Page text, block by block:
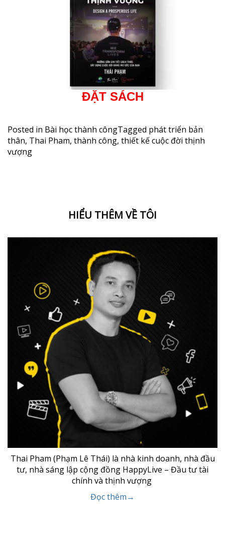
ĐẶT SÁCH
Posted in Bài học thành côngTagged phát triển bản
thân, Thai Pham, thành công, thiết kế cuộc đời thịnh
vượng
HIỂU THÊM VỀ TÔI
Thai Pham (Phạm Lê Thái) là nhà kinh doanh, nhà đầu
tư, nhà sáng lập cộng đồng HappyLive – Đầu tư tài
chính và thịnh vượng
Đọc thêm→